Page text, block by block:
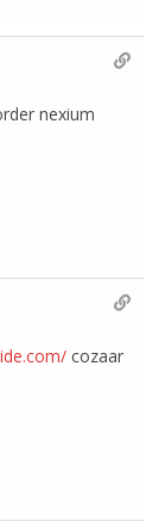
nexium
cozaar